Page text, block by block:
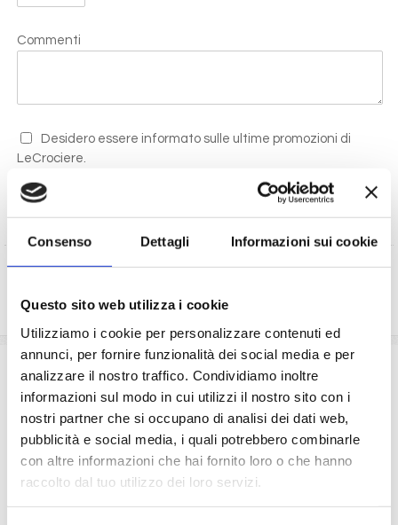
Consenso Dettagli Informazioni sui cookie
Questo sito web utilizza i cookie
Utilizziamo i cookie per personalizzare contenuti ed
annunci, per fornire funzionalità dei social media e per
analizzare il nostro traffico. Condividiamo inoltre
informazioni sul modo in cui utilizzi il nostro sito con i
nostri partner che si occupano di analisi dei dati web,
pubblicità e social media, i quali potrebbero combinarle
con altre informazioni che hai fornito loro o che hanno
raccolto dal tuo utilizzo dei loro servizi.
Commenti
Desidero essere informato sulle ultime promozioni di
LeCrociere.
Autorizzo al trattamento dei miei dati secondo i termini
La sistemazione nella cabina prescelta dotata di ogni
comfort: servizi privati, aria condizionata, telefono, TV
via satellite e cassaforte.
Le quote di servizio (mance)
Il trattamento di pensione completa a bordo (colazione,